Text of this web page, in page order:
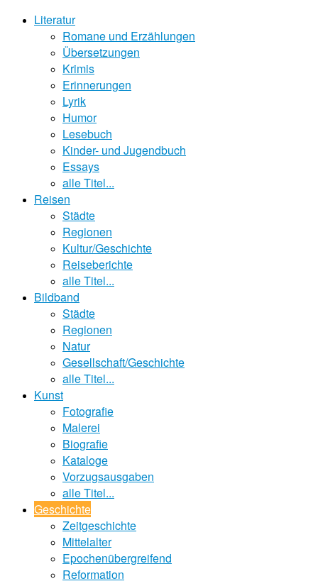
Literatur
Romane und Erzählungen
Übersetzungen
Krimis
Erinnerungen
Lyrik
Humor
Lesebuch
Kinder- und Jugendbuch
Essays
alle Titel...
Reisen
Städte
Regionen
Kultur/Geschichte
Reiseberichte
alle Titel...
Bildband
Städte
Regionen
Natur
Gesellschaft/Geschichte
alle Titel...
Kunst
Fotografie
Malerei
Biografie
Kataloge
Vorzugsausgaben
alle Titel...
Geschichte
Zeitgeschichte
Mittelalter
Epochenübergreifend
Reformation